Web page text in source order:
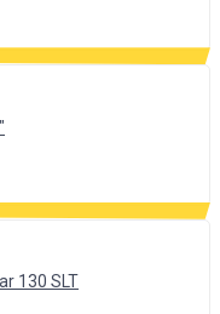
130 SLT